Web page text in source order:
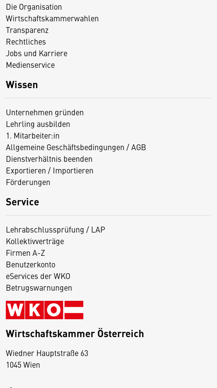
Die Organisation
Wirtschaftskammerwahlen
Transparenz
Rechtliches
Jobs und Karriere
Medienservice
Wissen
Unternehmen gründen
Lehrling ausbilden
1. Mitarbeiter:in
Allgemeine Geschäftsbedingungen / AGB
Dienstverhältnis beenden
Exportieren / Importieren
Förderungen
Service
Lehrabschlussprüfung / LAP
Kollektivverträge
Firmen A-Z
Benutzerkonto
eServices der WKO
Betrugswarnungen
Wirtschaftskammer Österreich
Wiedner Hauptstraße 63
1045 Wien
D